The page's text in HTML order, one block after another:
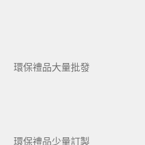
環保禮品大量批發
環保禮品少量訂製